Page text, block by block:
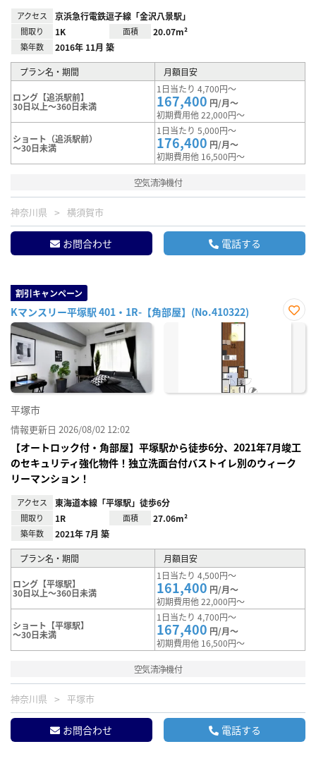
アクセス 京浜急行電鉄逗子線「金沢八景駅」
間取り 1K 面積 20.07m²
築年数 2016年 11月 築
プラン名・期間 月額目安
ロング【追浜駅前】
30日以上～360日未満
1日当たり 4,700円～
167,400 円/月～
初期費用他 22,000円～
ショート（追浜駅前）
～30日未満
1日当たり 5,000円～
176,400 円/月～
初期費用他 16,500円～
空気清浄機付
神奈川県 横須賀市
お問合わせ 電話する
割引キャンペーン
Kマンスリー平塚駅 401・1R-【角部屋】(No.410322)
お気
平塚市
情報更新日 2026/08/02 12:02
【オートロック付・角部屋】平塚駅から徒歩6分、2021年7月竣工
のセキュリティ強化物件！独立洗面台付バストイレ別のウィーク
リーマンション！
アクセス 東海道本線「平塚駅」徒歩6分
間取り 1R 面積 27.06m²
築年数 2021年 7月 築
プラン名・期間 月額目安
ロング【平塚駅】
30日以上～360日未満
1日当たり 4,500円～
161,400 円/月～
初期費用他 22,000円～
ショート【平塚駅】
～30日未満
1日当たり 4,700円～
167,400 円/月～
初期費用他 16,500円～
空気清浄機付
神奈川県 平塚市
お問合わせ 電話する